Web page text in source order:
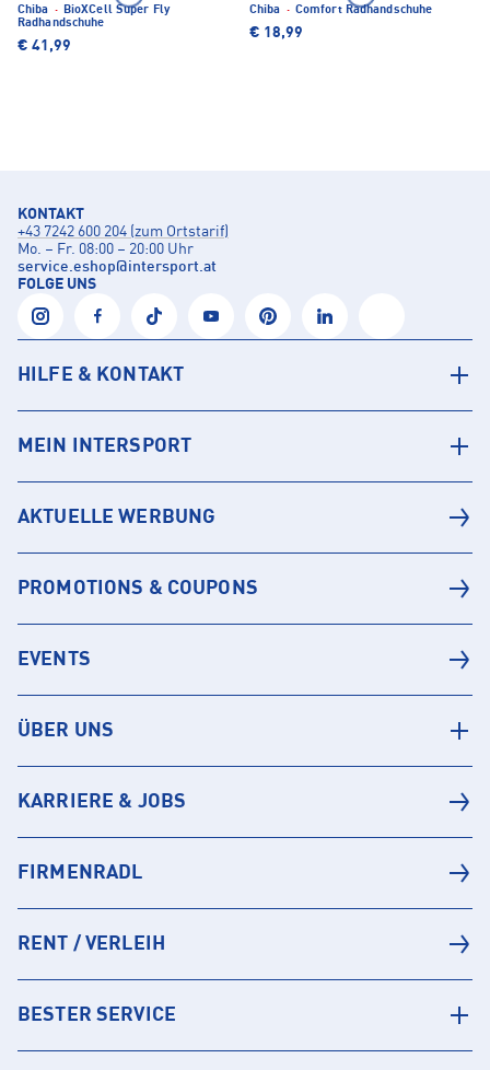
Chiba · BioXCell Super Fly
Radhandschuhe
€ 41,99
Chiba · Comfort Radhandschuhe
€ 18,99
KONTAKT
+43 7242 600 204 (zum Ortstarif)
Mo. – Fr. 08:00 – 20:00 Uhr
service.eshop@intersport.at
FOLGE UNS
HILFE & KONTAKT
MEIN INTERSPORT
AKTUELLE WERBUNG
PROMOTIONS & COUPONS
EVENTS
ÜBER UNS
KARRIERE & JOBS
FIRMENRADL
RENT / VERLEIH
BESTER SERVICE